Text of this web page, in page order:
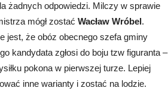
żadnych odpowiedzi. Milczy w sprawie
mógł zostać Wacław Wróbel.
jest, że obóz obecnego szefa gminy
kandydata zgłosi do boju tzw figuranta –
pokona w pierwszej turze. Lepiej
inne warianty i zostać na lodzie.